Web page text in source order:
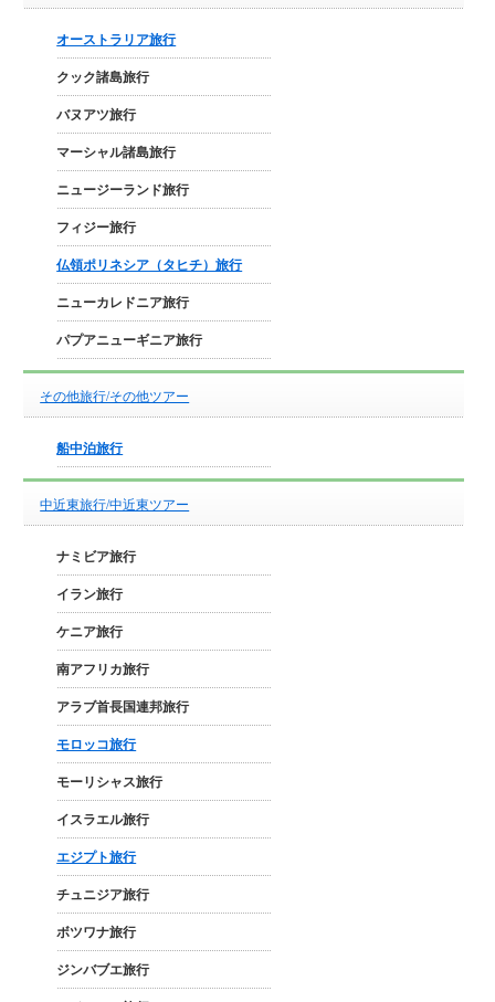
オーストラリア旅行
クック諸島旅行
バヌアツ旅行
マーシャル諸島旅行
ニュージーランド旅行
フィジー旅行
仏領ポリネシア（タヒチ）旅行
ニューカレドニア旅行
パプアニューギニア旅行
その他旅行/その他ツアー
船中泊旅行
中近東旅行/中近東ツアー
ナミビア旅行
イラン旅行
ケニア旅行
南アフリカ旅行
アラブ首長国連邦旅行
モロッコ旅行
モーリシャス旅行
イスラエル旅行
エジプト旅行
チュニジア旅行
ボツワナ旅行
ジンバブエ旅行